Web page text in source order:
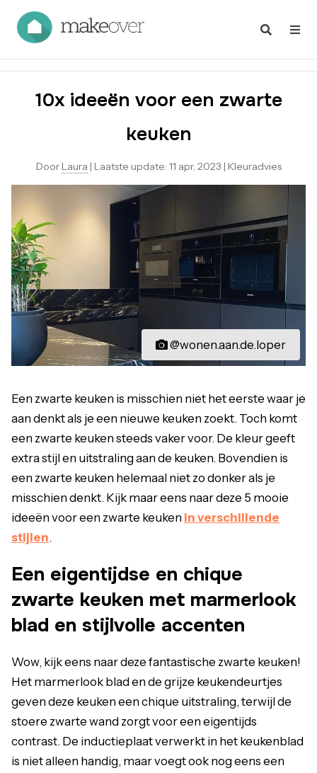
10x ideeën voor een zwarte
keuken
Door Laura | Laatste update: 11 apr, 2023 | Kleuradvies
@wonen.aan.de.loper
Een zwarte keuken is misschien niet het eerste waar je
aan denkt als je een nieuwe keuken zoekt. Toch komt
een zwarte keuken steeds vaker voor. De kleur geeft
extra stijl en uitstraling aan de keuken. Bovendien is
een zwarte keuken helemaal niet zo donker als je
misschien denkt. Kijk maar eens naar deze 5 mooie
ideeën voor een zwarte keuken in verschillende
stijlen.
Een eigentijdse en chique
zwarte keuken met marmerlook
blad en stijlvolle accenten
Wow, kijk eens naar deze fantastische zwarte keuken!
Het marmerlook blad en de grijze keukendeurtjes
geven deze keuken een chique uitstraling, terwijl de
stoere zwarte wand zorgt voor een eigentijds
contrast. De inductieplaat verwerkt in het keukenblad
is niet alleen handig, maar voegt ook nog eens een